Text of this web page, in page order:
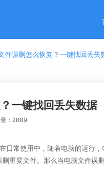
件误删怎么恢复？一键找回丢失
一键找回丢失数据
：2889
日常使用中，随着电脑的运行
重要文件。那么当电脑文件